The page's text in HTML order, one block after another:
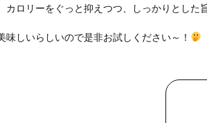
カロリーをぐっと抑えつつ、しっかりとした
味しいらしいので是非お試しください～！